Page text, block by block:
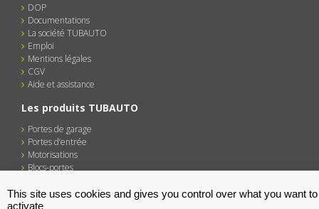
DOP
Documentations
La société TUBAUTO
Emploi
Mentions légales
CGV
Aide et assistance
Les produits TUBAUTO
Portes de garage
Portes d’entrée
Motorisations
Blocs-portes
This site uses cookies and gives you control over what you want to
activate